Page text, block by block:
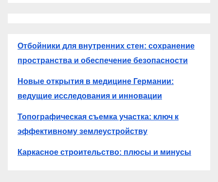
Отбойники для внутренних стен: сохранение
пространства и обеспечение безопасности
Новые открытия в медицине Германии:
ведущие исследования и инновации
Топографическая съемка участка: ключ к
эффективному землеустройству
Каркасное строительство: плюсы и минусы